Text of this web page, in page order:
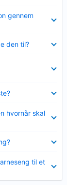
gennem
den til?
hvornår skal
til et